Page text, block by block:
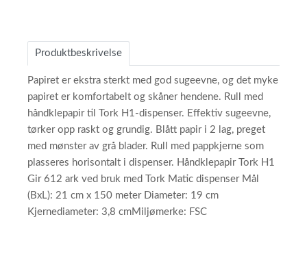
Produktbeskrivelse
Papiret er ekstra sterkt med god sugeevne, og det myke
papiret er komfortabelt og skåner hendene. Rull med
håndklepapir til Tork H1-dispenser. Effektiv sugeevne,
tørker opp raskt og grundig. Blått papir i 2 lag, preget
med mønster av grå blader. Rull med pappkjerne som
plasseres horisontalt i dispenser. Håndklepapir Tork H1
Gir 612 ark ved bruk med Tork Matic dispenser Mål
(BxL): 21 cm x 150 meter Diameter: 19 cm
Kjernediameter: 3,8 cmMiljømerke: FSC